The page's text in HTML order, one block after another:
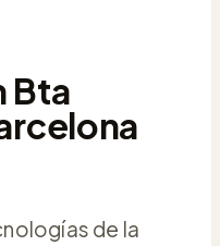
Bta
de la